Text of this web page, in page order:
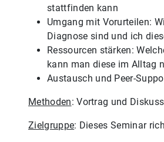
stattfinden kann
Umgang mit Vorurteilen:
Diagnose sind und ich
Ressourcen stärken:
kann man diese im Alltag
Austausch und Peer-
Methoden: Vortrag und
Zielgruppe: Dieses Seminar